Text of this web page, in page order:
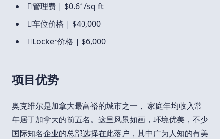
管理费 | $0.61/sq ft
车位价格 | $40,000
Locker价格 | $6,000
项目优势
奥克维尔是加拿大最富裕的城市之一， 家庭年均收入常
年居于加拿大的前五名。这里风景如画，环境优美，不少
国际知名企业的总部选择在此落户，其中广为人知的有美